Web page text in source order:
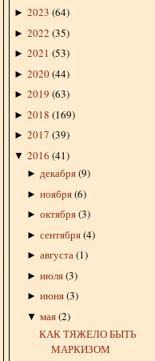
► 2023 (64)
► 2022 (35)
► 2021 (53)
► 2020(44)
► 2019 (63)
► 2018 (169)
► 2017 (39)
▼ 2016 (41)
► декабря(9)
► ноября(6)
► октября(3)
► сентября(4)
► августа(1)
► июля(3)
► июня(3)
▼ мая(2)
КАК ТЯЖЕЛО БЫТЬ
МАРКИЗОМ